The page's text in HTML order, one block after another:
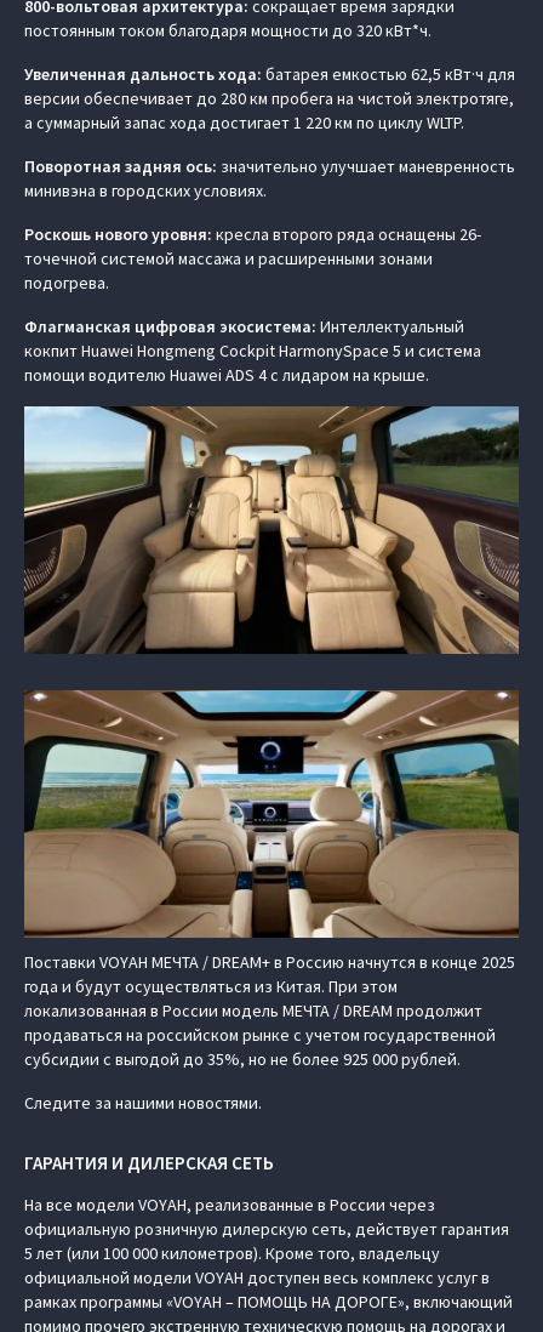
800-вольтовая архитектура: сокращает время зарядки
постоянным током благодаря мощности до 320 кВт*ч.
Увеличенная дальность хода: батарея емкостью 62,5 кВт·ч для
версии обеспечивает до 280 км пробега на чистой электротяге,
а суммарный запас хода достигает 1 220 км по циклу WLTP.
Поворотная задняя ось: значительно улучшает маневренность
минивэна в городских условиях.
Роскошь нового уровня: кресла второго ряда оснащены 26-
точечной системой массажа и расширенными зонами
подогрева.
Флагманская цифровая экосистема: Интеллектуальный
кокпит Huawei Hongmeng Cockpit HarmonySpace 5 и система
помощи водителю Huawei ADS 4 с лидаром на крыше.
Поставки VOYAH МЕЧТА / DREAM+ в Россию начнутся в конце 2025
года и будут осуществляться из Китая. При этом
локализованная в России модель МЕЧТА / DREAM продолжит
продаваться на российском рынке с учетом государственной
субсидии с выгодой до 35%, но не более 925 000 рублей.
Следите за нашими новостями.
ГАРАНТИЯ И ДИЛЕРСКАЯ СЕТЬ
На все модели VOYAH, реализованные в России через
официальную розничную дилерскую сеть, действует гарантия
5 лет (или 100 000 километров). Кроме того, владельцу
официальной модели VOYAH доступен весь комплекс услуг в
рамках программы «VOYAH – ПОМОЩЬ НА ДОРОГЕ», включающий
помимо прочего экстренную техническую помощь на дорогах и